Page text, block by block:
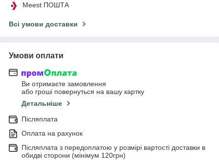
Meest ПОШТА
Всі умови доставки
Умови оплати
Ви отримаєте замовлення
або гроші повернуться на вашу картку
Детальніше
Післяплата
Оплата на рахунок
Післяплата з передоплатою у розмірі вартості доставки в
обидві сторони (мінімум 120грн)